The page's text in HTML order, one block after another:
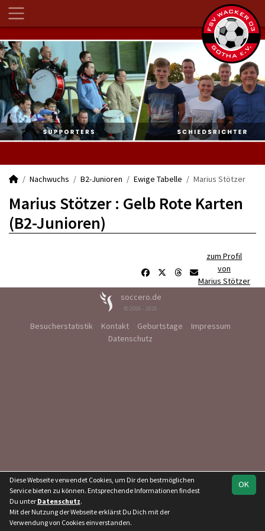
Nachwuchs B2-Junioren Ewige Tabelle Marius Stötzer
Marius Stötzer : Gelb Rote Karten
(B2-Junioren)
zum Profil
von
Marius Stötzer
soccero.de
© 2006 - 2026
Besucherstatistik Kontakt Geburtstage
Impressum
Datenschutz
OK
Diese Webseite verwendet Cookies, um Dir den bestmöglichen
Service bieten zu können. Entsprechende Informationen findest
Du unter Datenschutz.
Mit der Nutzung der Webseite erklärst Du Dich mit der
Verwendung von Cookies einverstanden.